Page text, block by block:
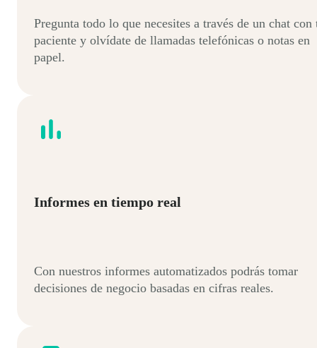
Pregunta todo lo que necesites a través de un chat con
paciente y olvídate de llamadas telefónicas o notas en
papel.
Informes en tiempo real
Con nuestros informes automatizados podrás tomar
decisiones de negocio basadas en cifras reales.